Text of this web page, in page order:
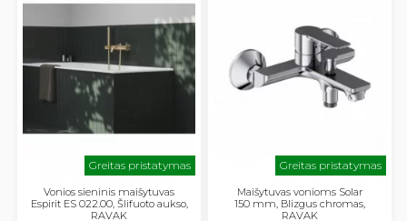
Greitas pristatymas
Vonios sieninis maišytuvas
Espirit ES 022.00, Šlifuoto aukso,
RAVAK
Greitas pristatymas
Maišytuvas vonioms Solar
150 mm, Blizgus chromas,
RAVAK